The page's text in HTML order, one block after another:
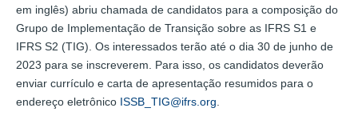
em inglês) abriu chamada de candidatos para a composição do
Grupo de Implementação de Transição sobre as IFRS S1 e
IFRS S2 (TIG). Os interessados terão até o dia 30 de junho de
2023 para se inscreverem. Para isso, os candidatos deverão
enviar currículo e carta de apresentação resumidos para o
endereço eletrônico ISSB_TIG@ifrs.org